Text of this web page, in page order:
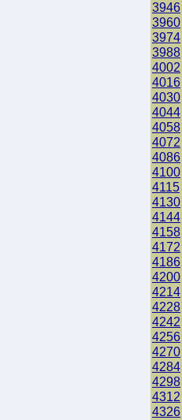
3946
3960
3974
3988
4002
4016
4030
4044
4058
4072
4086
4100
4115
4130
4144
4158
4172
4186
4200
4214
4228
4242
4256
4270
4284
4298
4312
4326